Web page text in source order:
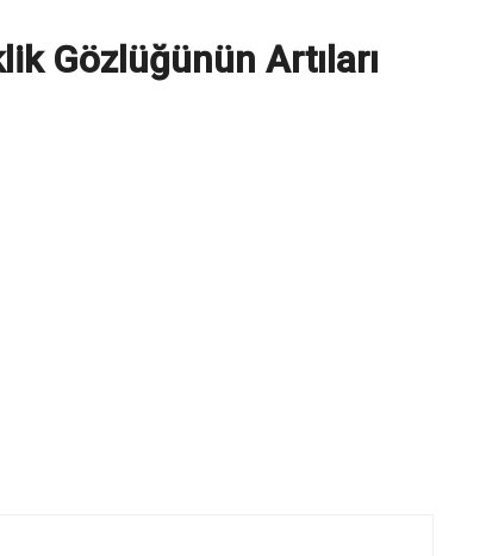
Gözlüğünün Artıları